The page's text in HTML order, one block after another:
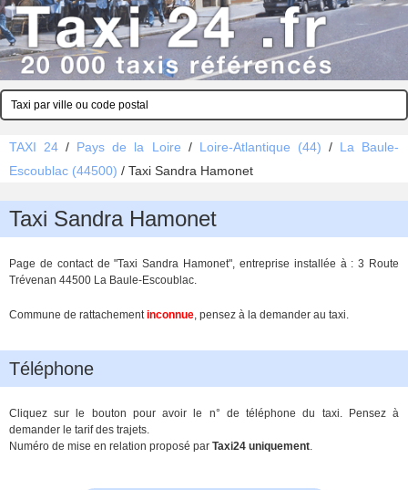
TAXI 24 / Pays de la Loire / Loire-Atlantique (44) / La Baule-
Escoublac (44500) / Taxi Sandra Hamonet
Taxi Sandra Hamonet
Page de contact de "Taxi Sandra Hamonet", entreprise installée à : 3 Route
Trévenan 44500 La Baule-Escoublac.
Commune de rattachementinconnue, pensez à la demander au taxi.
Téléphone
Cliquez sur le bouton pour avoir le n° de téléphone du taxi. Pensez à
demander le tarif des trajets.
Numéro de mise en relation proposé par Taxi24 uniquement.